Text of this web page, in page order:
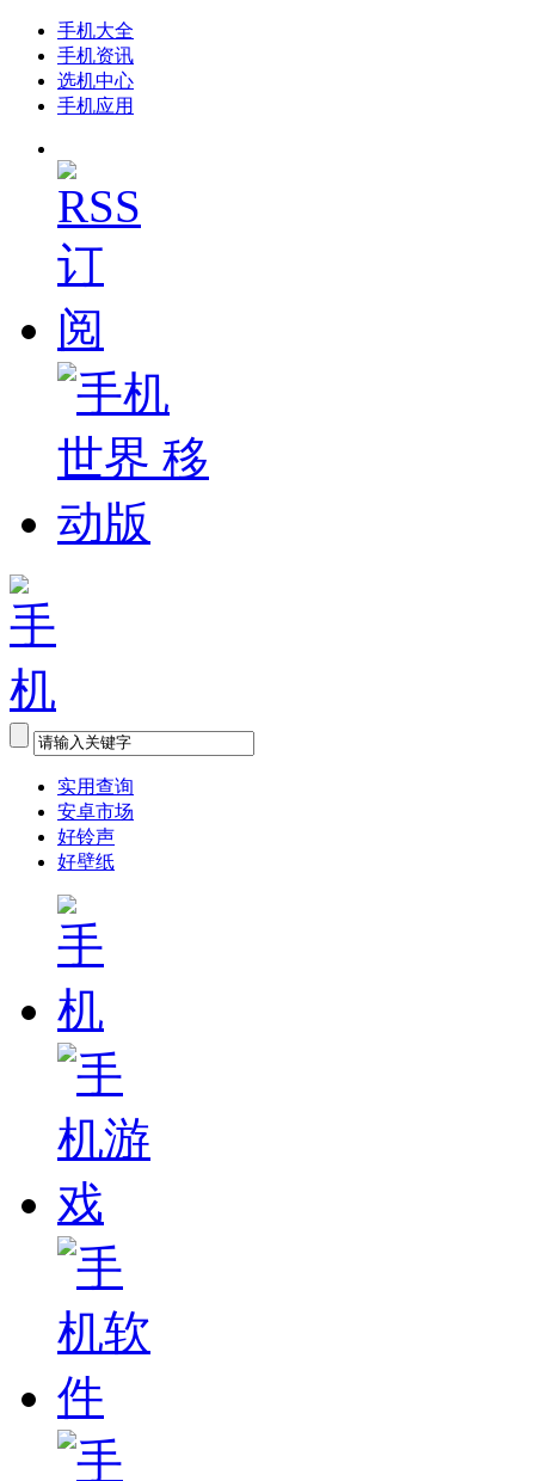
手机大全
手机资讯
选机中心
手机应用
实用查询
安卓市场
好铃声
好壁纸